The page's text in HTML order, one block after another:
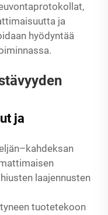
ja
hyödyntää
ja
laajennusten
tuotetekoon